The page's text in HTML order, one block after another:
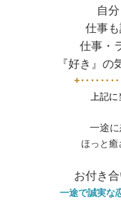
自
仕事
仕事・
『好き』の
上記
一途
ほっと
お付き
一途で誠実な